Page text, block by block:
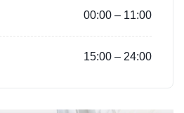
00:00 – 11:00
15:00 – 24:00